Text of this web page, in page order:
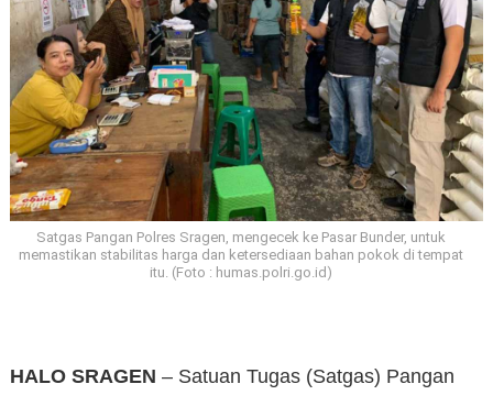
Satgas Pangan Polres Sragen, mengecek ke Pasar Bunder, untuk
memastikan stabilitas harga dan ketersediaan bahan pokok di tempat
itu. (Foto : humas.polri.go.id)
HALO SRAGEN – Satuan Tugas (Satgas) Pangan